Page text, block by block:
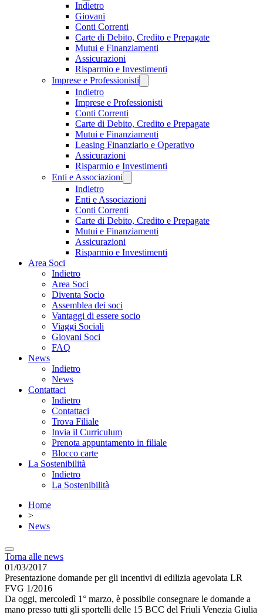
Indietro
Giovani
Conti Correnti
Carte di Debito, Credito e Prepagate
Mutui e Finanziamenti
Assicurazioni
Risparmio e Investimenti
Imprese e Professionisti
Indietro
Imprese e Professionisti
Conti Correnti
Carte di Debito, Credito e Prepagate
Mutui e Finanziamenti
Leasing Finanziario e Operativo
Assicurazioni
Risparmio e Investimenti
Enti e Associazioni
Indietro
Enti e Associazioni
Conti Correnti
Carte di Debito, Credito e Prepagate
Mutui e Finanziamenti
Assicurazioni
Risparmio e Investimenti
Area Soci
Indietro
Area Soci
Diventa Socio
Assemblea dei soci
Vantaggi di essere socio
Viaggi Sociali
Giovani Soci
FAQ
News
Indietro
News
Contattaci
Indietro
Contattaci
Trova Filiale
Invia il Curriculum
Prenota appuntamento in filiale
Blocco carte
La Sostenibilità
Indietro
La Sostenibilità
Home
>
News
Torna alle news
01/03/2017
Presentazione domande per gli incentivi di edilizia agevolata LR
FVG 1/2016
Da oggi, mercoledì 1° marzo, è possibile consegnare le domande a
mano presso tutti gli sportelli delle 15 BCC del Friuli Venezia Giulia